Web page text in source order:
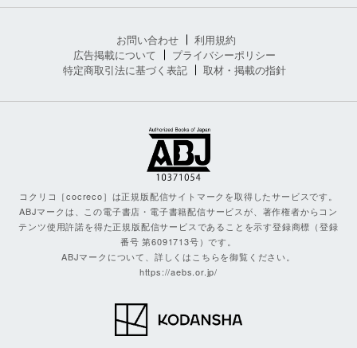
お問い合わせ
利用規約
広告掲載について
プライバシーポリシー
特定商取引法に基づく表記
取材・掲載の指針
コクリコ［cocreco］は正規版配信サイトマークを取得したサービスです。
ABJマークは、この電子書店・電子書籍配信サービスが、著作権者からコン
テンツ使用許諾を得た正規版配信サービスであることを示す登録商標（登録
番号 第6091713号）です。
ABJマークについて、詳しくはこちらを御覧ください。
https://aebs.or.jp/